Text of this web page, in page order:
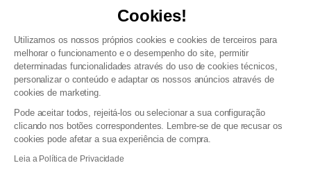
Cookies!
Utilizamos os nossos próprios cookies e cookies de terceiros para
melhorar o funcionamento e o desempenho do site, permitir
determinadas funcionalidades através do uso de cookies técnicos,
personalizar o conteúdo e adaptar os nossos anúncios através de
cookies de marketing.
Pode aceitar todos, rejeitá-los ou selecionar a sua configuração
clicando nos botões correspondentes. Lembre-se de que recusar os
cookies pode afetar a sua experiência de compra.
Leia a Política de Privacidade
Termos e Condições Gerais de Venda e Aviso Legal
Gestão de dados pessoais e política de cookies
Termos e condições gerais de venda pro
Declaração de Acessibilidade